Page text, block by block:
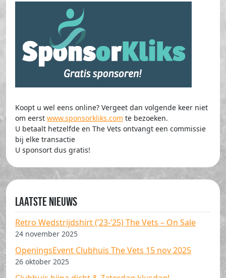
Koopt u wel eens online? Vergeet dan volgende keer niet
om eerst www.sponsorkliks.com te bezoeken.
U betaalt hetzelfde en The Vets ontvangt een commissie
bij elke transactie
U sponsort dus gratis!
Laatste nieuws
Retro Wedstrijdshirt (’23-’25) The Vets – On Sale
24 november 2025
OpeningsEvent Clubhuis The Vets 15 nov 2025
26 oktober 2025